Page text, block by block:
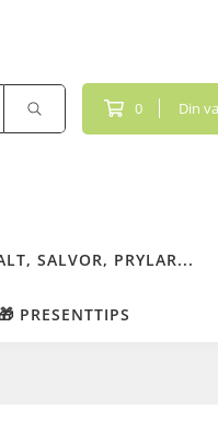
0 Din
SALVOR, PRYLAR...
🎁 PRESENTTIPS